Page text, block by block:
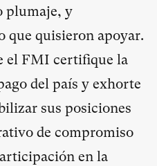
plumaje, y
que quisieron apoyar.
el FMI certifique la
del país y exhorte
sus posiciones
de compromiso
en la